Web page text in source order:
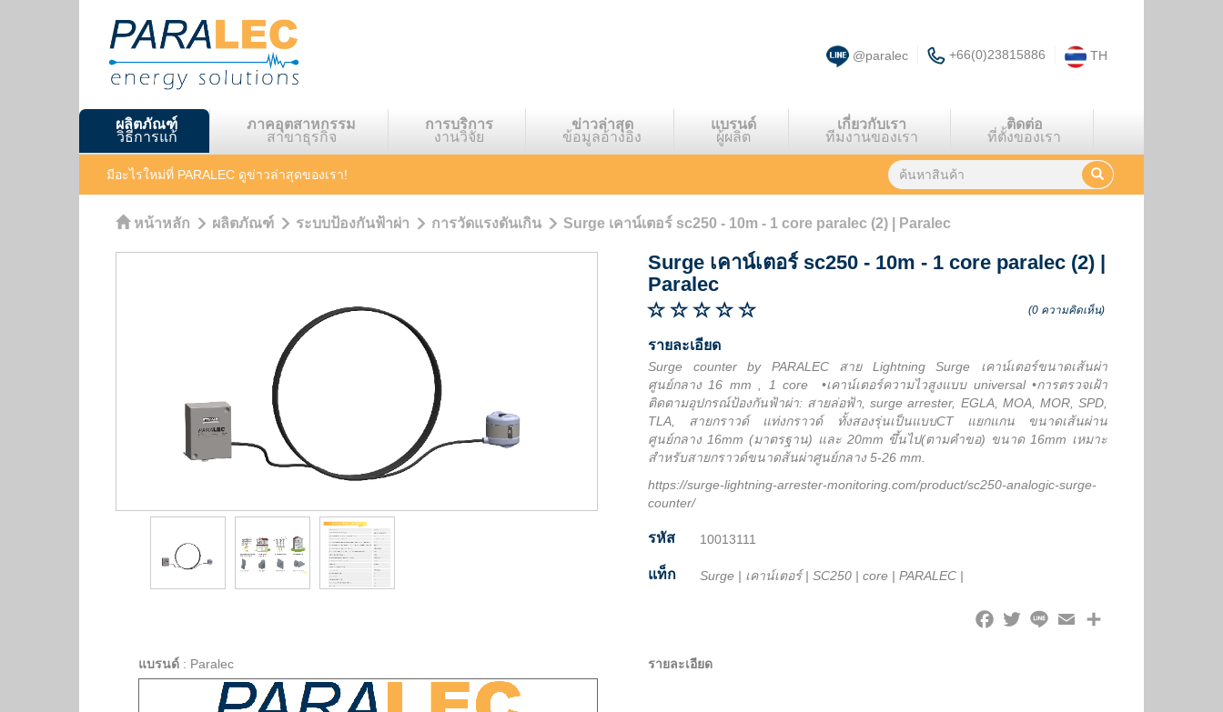
@paralec +66(0)23815886 TH
ผลิตภัณฑ์
วิธีการแก้
ภาคอุตสาหกรรม
สาขาธุรกิจ
การบริการ
งานวิจัย
ข่าวล่าสุด
ข้อมูลอ้างอิง
แบรนด์
ผู้ผลิต
เกี่ยวกับเรา
ทีมงานของเรา
ติดต่อ
ที่ตั้งของเรา
มีอะไรใหม่ที่ PARALEC ดูข่าวล่าสุดของเรา!
หน้าหลัก ผลิตภัณฑ์ ระบบป้องกันฟ้าผ่า การวัดแรงดันเกิน Surge เคาน์เตอร์ sc250 - 10m - 1 core paralec (2) | Paralec
Surge เคาน์เตอร์ sc250 - 10m - 1 core paralec (2) |
Paralec
(0 ความคิดเห็น)
รายละเอียด
Surge counter by PARALEC สาย Lightning Surge เคาน์เตอร์ขนาดเส้นผ่า
ศูนย์กลาง 16 mm , 1 core •เคาน์เตอร์ความไวสูงแบบ universal •การตรวจเฝ้า
ติดตามอุปกรณ์ป้องกันฟ้าผ่า: สายล่อฟ้า, surge arrester, EGLA, MOA, MOR, SPD,
TLA, สายกราวด์ แท่งกราวด์ ทั้งสองรุ่นเป็นแบบCT แยกแกน ขนาดเส้นผ่าน
ศูนย์กลาง 16mm (มาตรฐาน) และ 20mm ขึ้นไป(ตามคำขอ) ขนาด 16mm เหมาะ
สำหรับสายกราวด์ขนาดส้นผ่าศูนย์กลาง 5-26 mm.
https://surge-lightning-arrester-monitoring.com/product/sc250-analogic-surge-
counter/
รหัส 10013111
แท็ก Surge | เคาน์เตอร์|SC250 |core |PARALEC |
รายละเอียด
แบรนด์ : Paralec